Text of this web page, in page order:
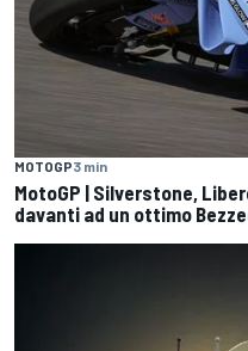
MOTOGP3 min
MotoGP | Silverstone,
davanti ad un ottimo